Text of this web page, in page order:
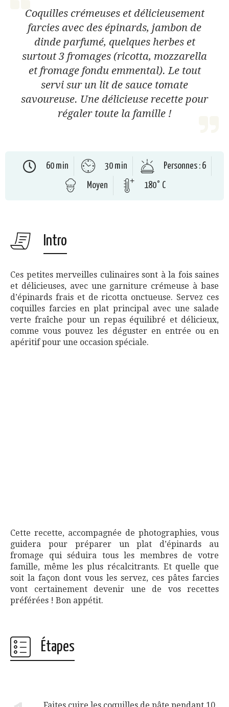
Coquilles crémeuses et délicieusement
farcies avec des épinards, jambon de
dinde parfumé, quelques herbes et
surtout 3 fromages (ricotta, mozzarella
et fromage fondu emmental). Le tout
servi sur un lit de sauce tomate
savoureuse. Une délicieuse recette pour
régaler toute la famille !
60 min 30 min
Personnes : 6
Moyen
180° C
Intro
Ces petites merveilles culinaires sont à la fois saines
et délicieuses, avec une garniture crémeuse à base
d’épinards frais et de ricotta onctueuse. Servez ces
coquilles farcies en plat principal avec une salade
verte fraîche pour un repas équilibré et délicieux,
comme vous pouvez les déguster en entrée ou en
apéritif pour une occasion spéciale.
Cette recette, accompagnée de photographies, vous
guidera pour préparer un plat d’épinards au
fromage qui séduira tous les membres de votre
famille, même les plus récalcitrants. Et quelle que
soit la façon dont vous les servez, ces pâtes farcies
vont certainement devenir une de vos recettes
préférées ! Bon appétit.
Étapes